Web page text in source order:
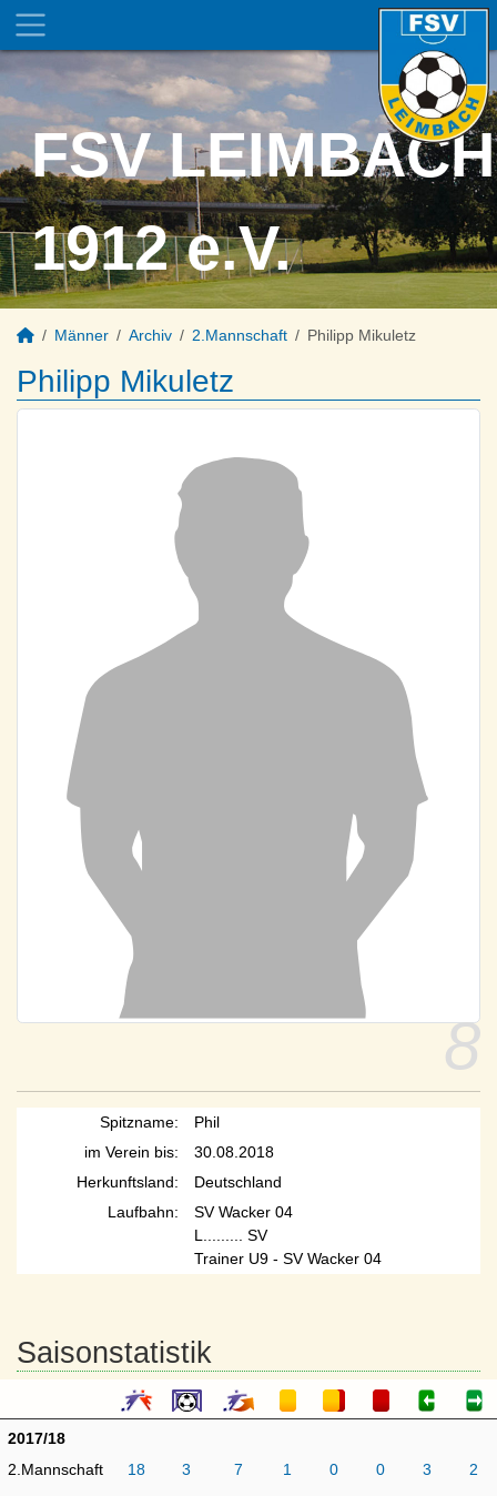
FSV LEIMBACH
1912 e.V.
Männer Archiv 2.Mannschaft Philipp Mikuletz
Philipp Mikuletz
8
Spitzname:
Phil
im Verein bis:
30.08.2018
Herkunftsland:
Deutschland
Laufbahn:
SV Wacker 04
L......... SV
Trainer U9 - SV Wacker 04
Saisonstatistik
2017/18
2.Mannschaft
18 3 7 1 0 0 3 2